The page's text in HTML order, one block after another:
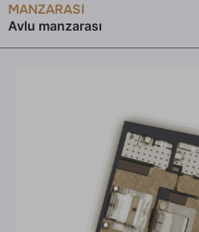
MANZARASI
Avlu manzarası